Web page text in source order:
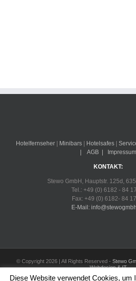
Hotelfernseher| Minibars| Hotelsafes|
AGB| Impressum
KONTAKT:
Stewo GmbH, Hauptstr. 125d,
Tel.: +49 (0) 6182 - 84
Fax: +49 (0) 6182- 84
E-Mail:
© Copyright 2026 | All Rights Reserved - Stewo
Webdesign & IT
Diese Website verwendet Cookies, um